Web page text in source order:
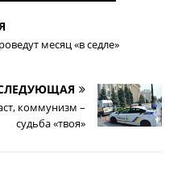
месяц «в седле»
коммунизм –
судьба «твоя»